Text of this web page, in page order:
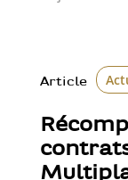
Article